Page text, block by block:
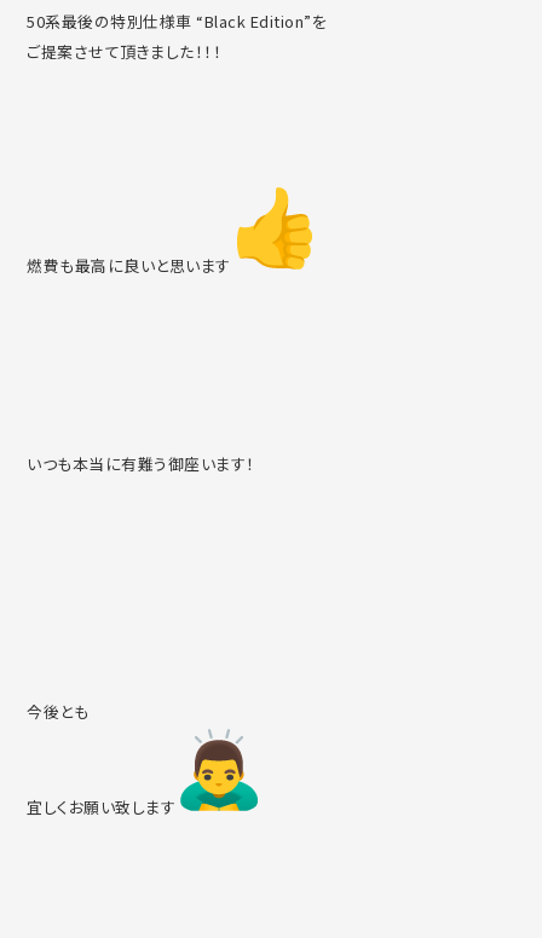
50系最後の特別仕様車 “Black Edition”を
ご提案させて頂きました！！！
燃費も最高に良いと思います
いつも本当に有難う御座います！
今後とも
宜しくお願い致します